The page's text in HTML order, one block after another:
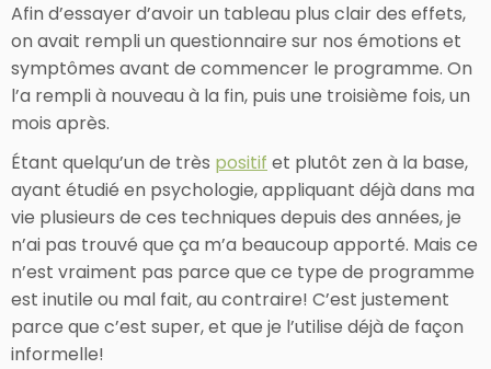
Afin d’essayer d’avoir un tableau plus clair des effets,
on avait rempli un questionnaire sur nos émotions et
symptômes avant de commencer le programme. On
l’a rempli à nouveau à la fin, puis une troisième fois, un
mois après.
Étant quelqu’un de très positif et plutôt zen à la base,
ayant étudié en psychologie, appliquant déjà dans ma
vie plusieurs de ces techniques depuis des années, je
n’ai pas trouvé que ça m’a beaucoup apporté. Mais ce
n’est vraiment pas parce que ce type de programme
est inutile ou mal fait, au contraire! C’est justement
parce que c’est super, et que je l’utilise déjà de façon
informelle!